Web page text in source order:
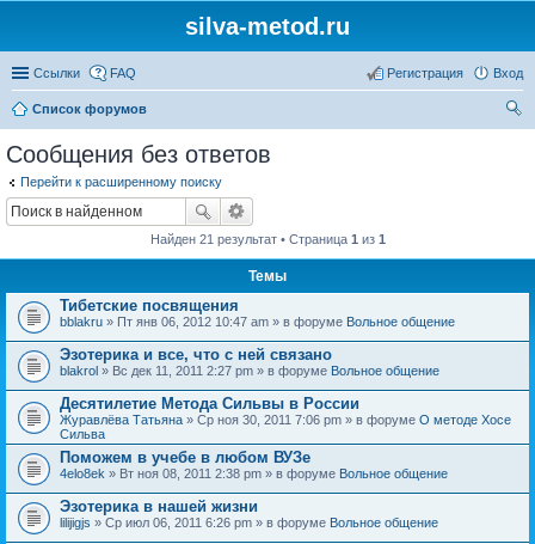
silva-metod.ru
Ссылки FAQ Вход
Регистрация
Список форумов
Сообщения без ответов
Перейти к расширенному поиску
Найден 21 результат • Страница 1 из 1
Темы
Тибетские посвящения
bblakru » Пт янв 06, 2012 10:47 am » в форуме Вольное общение
Эзотерика и все, что с ней связано
blakrol » Вс дек 11, 2011 2:27 pm » в форуме Вольное общение
Десятилетие Метода Сильвы в России
Журавлёва Татьяна » Ср ноя 30, 2011 7:06 pm » в форуме О методе Хосе
Сильва
Поможем в учебе в любом ВУЗе
4elo8ek » Вт ноя 08, 2011 2:38 pm » в форуме Вольное общение
Эзотерика в нашей жизни
lilijigjs » Ср июл 06, 2011 6:26 pm » в форуме Вольное общение